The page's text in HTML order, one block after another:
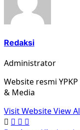
Redaksi
Administrator
Website resmi
& Media
Visit WebsiteView